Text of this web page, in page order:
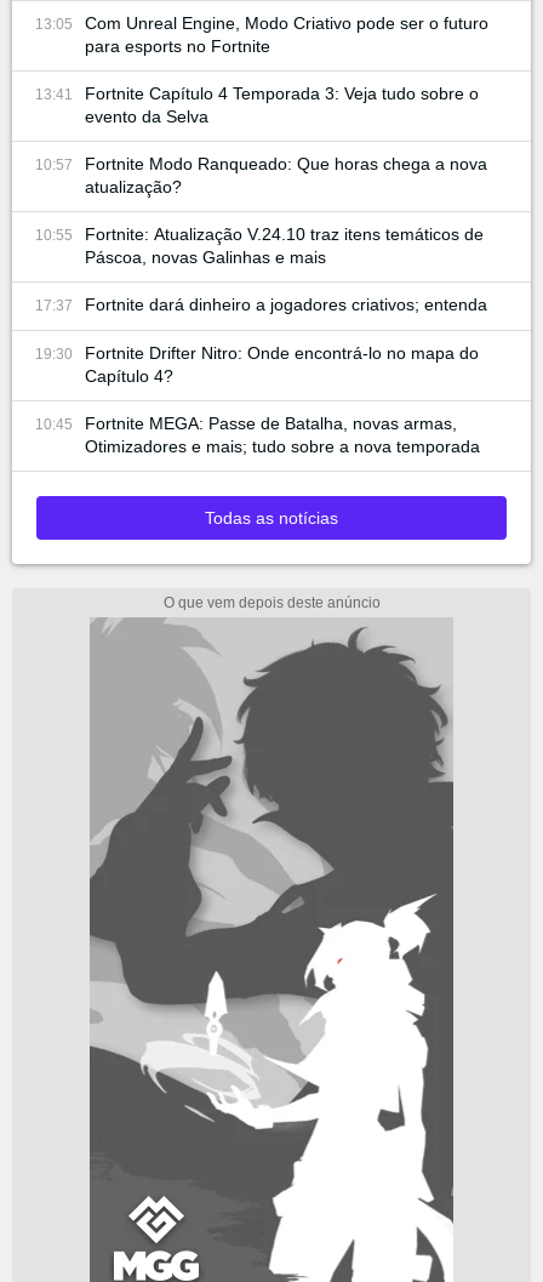
13:05
Com Unreal Engine, Modo Criativo pode ser o futuro
para esports no Fortnite
13:41
Fortnite Capítulo 4 Temporada 3: Veja tudo sobre o
evento da Selva
10:57
Fortnite Modo Ranqueado: Que horas chega a nova
atualização?
10:55
Fortnite: Atualização V.24.10 traz itens temáticos de
Páscoa, novas Galinhas e mais
17:37 Fortnite dará dinheiro a jogadores criativos; entenda
19:30
Fortnite Drifter Nitro: Onde encontrá-lo no mapa do
Capítulo 4?
10:45
Fortnite MEGA: Passe de Batalha, novas armas,
Otimizadores e mais; tudo sobre a nova temporada
Todas as notícias